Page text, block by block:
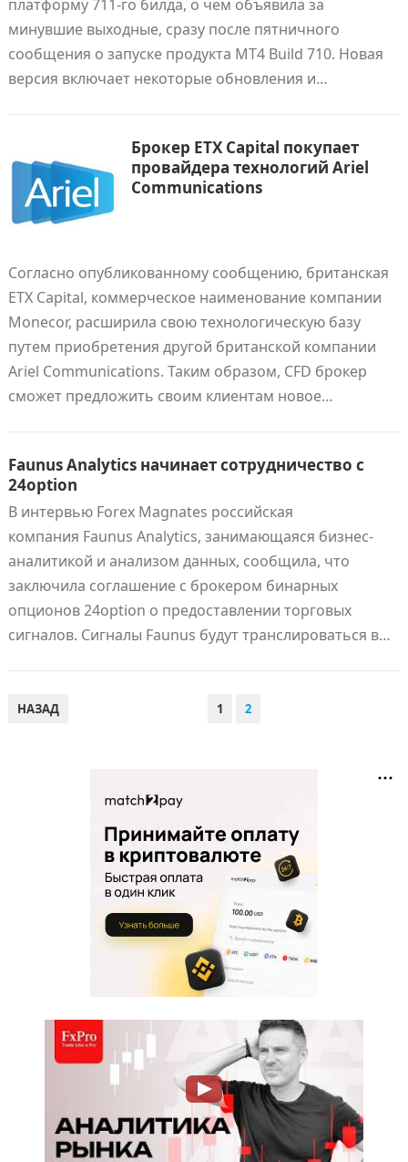
платформу 711-го билда, о чем объявила за
минувшие выходные, сразу после пятничного
сообщения о запуске продукта MT4 Build 710. Новая
версия включает некоторые обновления и…
Брокер ETX Capital покупает
провайдера технологий Ariel
Communications
Согласно опубликованному сообщению, британская
ETX Capital, коммерческое наименование компании
Monecor, расширила свою технологическую базу
путем приобретения другой британской компании
Ariel Communications. Таким образом, CFD брокер
сможет предложить своим клиентам новое…
Faunus Analytics начинает сотрудничество с
24option
В интервью Forex Magnates российская
компания Faunus Analytics, занимающаяся бизнес-
аналитикой и анализом данных, сообщила, что
заключила соглашение с брокером бинарных
опционов 24option о предоставлении торговых
сигналов. Сигналы Faunus будут транслироваться в…
ПАГИНАЦИЯ
НАЗАД 1 2